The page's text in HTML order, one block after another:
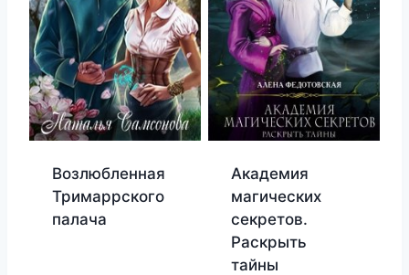
Возлюбленная
Тримаррского
палача
Академия
магических
секретов.
Раскрыть
тайны